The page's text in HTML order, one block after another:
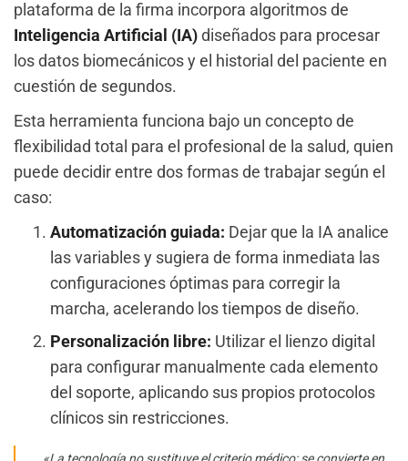
plataforma de la firma incorpora algoritmos de
Inteligencia Artificial (IA)diseñados para procesar
los datos biomecánicos y el historial del paciente en
cuestión de segundos.
Esta herramienta funciona bajo un concepto de
flexibilidad total para el profesional de la salud, quien
puede decidir entre dos formas de trabajar según el
caso:
Automatización guiada: Dejar que la IA analice
las variables y sugiera de forma inmediata las
configuraciones óptimas para corregir la
marcha, acelerando los tiempos de diseño.
Personalización libre: Utilizar el lienzo digital
para configurar manualmente cada elemento
del soporte, aplicando sus propios protocolos
clínicos sin restricciones.
«La tecnología no sustituye el criterio médico; se convierte en